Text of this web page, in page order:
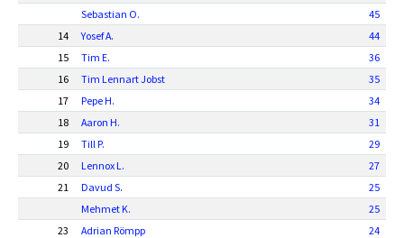
Sebastian O.
45
14
Yosef A.
44
15
Tim E.
36
16
Tim Lennart Jobst
35
17
Pepe H.
34
18
Aaron H.
31
19
Till P.
29
20
Lennox L.
27
21
Davud S.
25
Mehmet K.
25
23
Adrian Römpp 24